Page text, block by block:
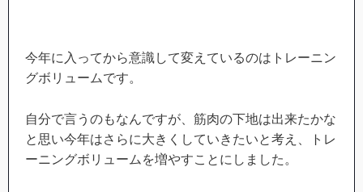
今年に入ってから意識して変えているのはトレーニン
グボリュームです。
自分で言うのもなんですが、筋肉の下地は出来たかな
と思い今年はさらに大きくしていきたいと考え、トレ
ーニングボリュームを増やすことにしました。